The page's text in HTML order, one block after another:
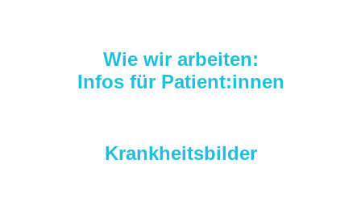
Wie wir arbeiten:
Infos für Patient:innen
Krankheitsbilder